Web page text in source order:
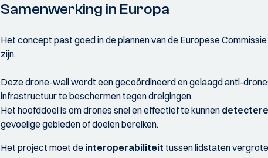
Samenwerking in Europa
Het concept past goed in de plannen van de Europese
zijn.
Deze drone-wall wordt een gecoördineerd en gelaagd anti-
infrastructuur te beschermen tegen dreigingen.
Het hoofddoel is om drones snel en effectief te kunnen
gevoelige gebieden of doelen bereiken.
Het project moet de interoperabiliteit tussen lidstaten